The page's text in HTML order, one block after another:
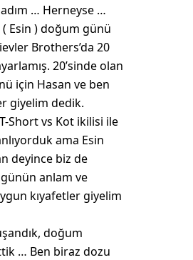
… Herneyse …
( Esin ) doğum günü
Brothers’da 20
20’sinde olan
için Hasan ve ben
giyelim dedik.
Short vs Kot ikilisi ile
ama Esin
deyince biz de
anlam ve
kıyafetler giyelim
doğum
… Ben biraz dozu